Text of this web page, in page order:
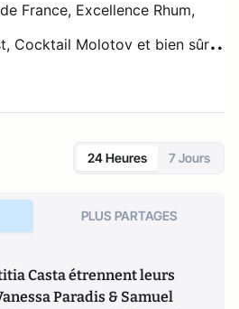
France, Excellence Rhum,
Cocktail Molotov et bien sûr
24 Heures 7 Jours
PLUS PARTAGES
Casta étrennent leurs
Paradis & Samuel